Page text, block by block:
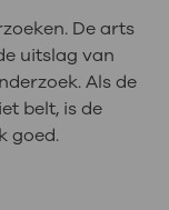
De arts
uitslag van
Als de
belt, is de
goed.